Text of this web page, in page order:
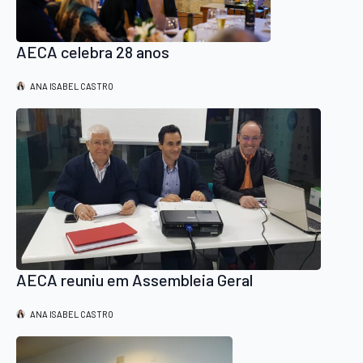
AECA celebra 28 anos
ANA ISABEL CASTRO
AECA reuniu em Assembleia Geral
ANA ISABEL CASTRO